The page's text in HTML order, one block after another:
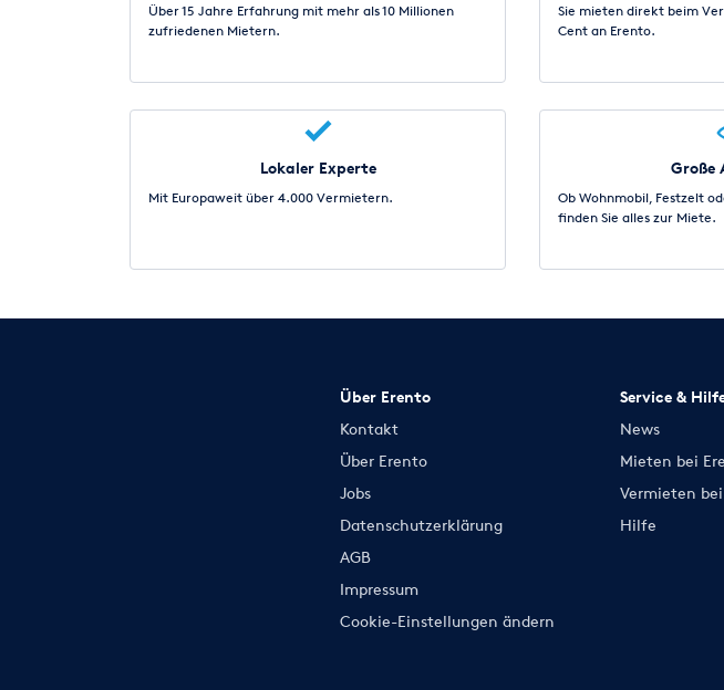
Über 15 Jahre Erfahrung mit mehr als 10 Millionen
zufriedenen Mietern.
Lokaler Experte
Mit Europaweit über 4.000 Vermietern.
Sie mieten direkt beim
Cent an Erento.
Große
Ob Wohnmobil, Festzelt
finden Sie alles zur Miete.
Über Erento
Kontakt
Über Erento
Jobs
Datenschutzerklärung
AGB
Impressum
Cookie-Einstellungen ändern
Service &
News
Mieten bei
Vermieten
Hilfe